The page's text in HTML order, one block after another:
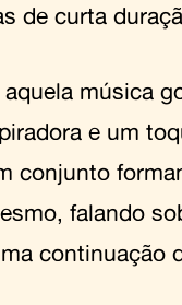
de curta
música
e um
conjunto
falando
continuação